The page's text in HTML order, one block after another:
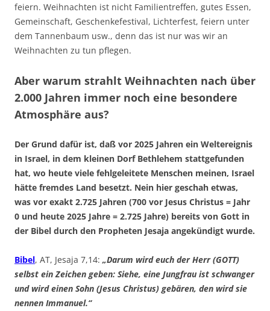
feiern. Weihnachten ist nicht Familientreffen, gutes Essen,
Gemeinschaft, Geschenkefestival, Lichterfest, feiern unter
dem Tannenbaum usw., denn das ist nur was wir an
Weihnachten zu tun pflegen.
Aber warum strahlt Weihnachten nach über
2.000 Jahren immer noch eine besondere
Atmosphäre aus?
Der Grund dafür ist, daß vor 2025 Jahren ein Weltereignis
in Israel, in dem kleinen Dorf Bethlehem stattgefunden
hat, wo heute viele fehlgeleitete Menschen meinen, Israel
hätte fremdes Land besetzt. Nein hier geschah etwas,
was vor exakt 2.725 Jahren (700 vor Jesus Christus = Jahr
0 und heute 2025 Jahre = 2.725 Jahre) bereits von Gott in
der Bibel durch den Propheten Jesaja angekündigt wurde.
Bibel, AT, Jesaja 7,14: „Darum wird euch der Herr (GOTT)
selbst ein Zeichen geben: Siehe, eine Jungfrau ist schwanger
und wird einen Sohn (Jesus Christus) gebären, den wird sie
nennen Immanuel.“